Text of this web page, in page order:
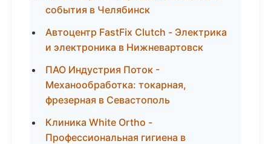
события в Челябинск
Автоцентр FastFix Clutch - Электрика
и электроника в Нижневартовск
ПАО Индустрия Поток -
Механообработка: токарная,
фрезерная в Севастополь
Клиника White Ortho -
Профессиональная гигиена в